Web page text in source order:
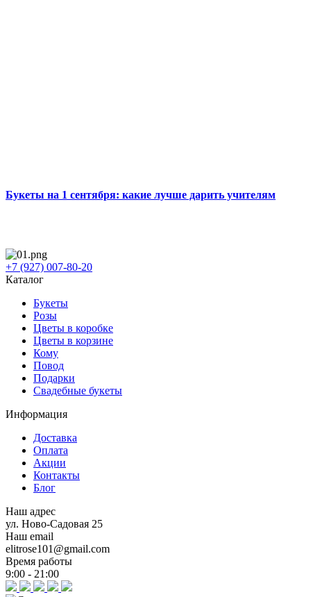
Букеты на 1 сентября: какие лучше дарить учителям
+7 (927) 007-80-20
Каталог
Букеты
Розы
Цветы в коробке
Цветы в корзине
Кому
Повод
Подарки
Свадебные букеты
Информация
Доставка
Оплата
Акции
Контакты
Блог
Наш адрес
ул. Ново-Садовая 25
Наш email
elitrose101@gmail.com
Время работы
9:00 - 21:00